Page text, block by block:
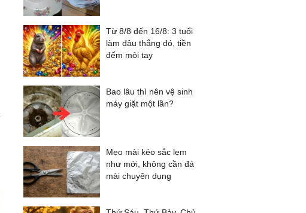
Từ 8/8 đến 16/8: 3 tuổi
làm đâu thắng đó, tiền
đếm mỏi tay
Bao lâu thì nên vệ sinh
máy giặt một lần?
Mẹo mài kéo sắc lẹm
như mới, không cần đá
mài chuyên dụng